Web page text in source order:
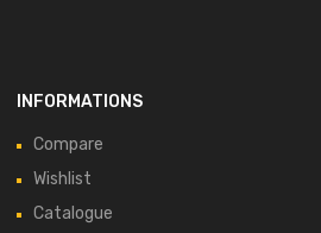
INFORMATIONS
Compare
Wishlist
Catalogue